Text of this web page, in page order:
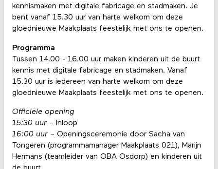
kennismaken met digitale fabricage en stadmaken. Je
bent vanaf 15.30 uur van harte welkom om deze
gloednieuwe Maakplaats feestelijk met ons te openen.
Programma
Tussen 14.00 - 16.00 uur maken kinderen uit de buurt
kennis met digitale fabricage en stadmaken. Vanaf
15.30 uur is iedereen van harte welkom om deze
gloednieuwe Maakplaats feestelijk met ons te openen.
Officiële opening
15:30 uur – Inloop
16:00 uur – Openingsceremonie door Sacha van
Tongeren (programmamanager Maakplaats 021), Marijn
Hermans (teamleider van OBA Osdorp) en kinderen uit